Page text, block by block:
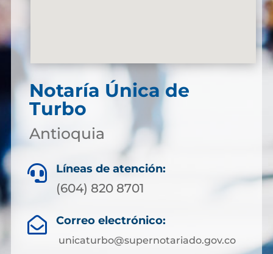
Notaría Única de
Turbo
Antioquia
 Líneas de atención:
(604) 820 8701
 Correo electrónico:
unicaturbo@supernotariado.gov.co